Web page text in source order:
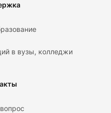
в вузы, колледжи